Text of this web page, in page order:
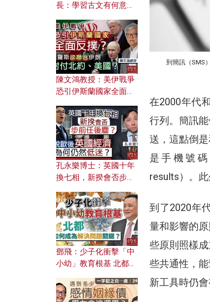
到簡訊（SMS
在2000年代
行列。簡訊
送，這點倒
是手機號
results）。
到了2020年
量和影響的
些原則照樣
些共通性，
新工具時仍會
長：學習古文有何意
文之美？ 日常寫作如何
應用？
陳文鴻教授：美伊戰爭
恐引伊斯蘭國家全面反
對付北約美國？
孔永樂博士：英國十年
換七相，新揆會否步前
濟為何仍然低迷？
鄧飛：少子化衝擊「中
小幼」教育根基 北都如